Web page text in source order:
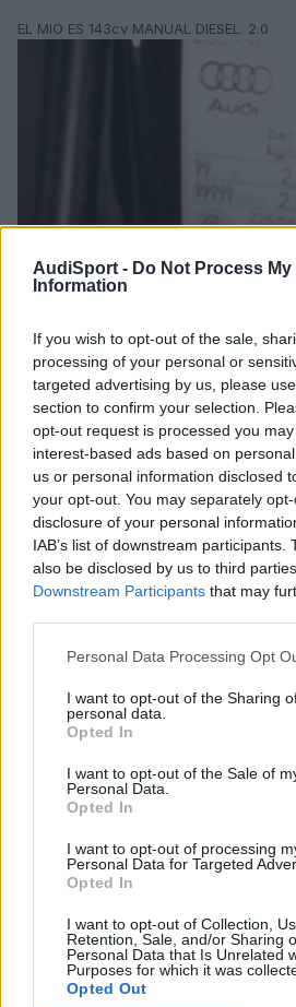
AudiSport - Do Not Process My
Information
If you wish to opt-out of the sale,
processing of your personal or
targeted advertising by us, please
section to confirm your selection.
opt-out request is processed you
interest-based ads based on
us or personal information disclosed
your opt-out. You may separately
disclosure of your personal
IAB’s list of downstream participants.
also be disclosed by us to third
Downstream Participants that may
Personal Data Processing Opt
I want to opt-out of the Sharing
personal data.
Opted In
I want to opt-out of the Sale of
Personal Data.
Opted In
I want to opt-out of processing
Personal Data for Targeted
Opted In
I want to opt-out of Collection,
Retention, Sale, and/or Sharing
Personal Data that Is Unrelated
Purposes for which it was
Opted Out
EL MIO ES 143cv MANUAL DIESEL. 2.0
Editado13 de Enero del 2011por
Responder
Xabby
Publicado 13 de Enero del 2011
Por lo que parece no todos llevamos la
caso): 2.3 delante y 2.1 detrás y así lo
Otro aspecto que considero esencial
presión. Yo solo me fio de mi inflador